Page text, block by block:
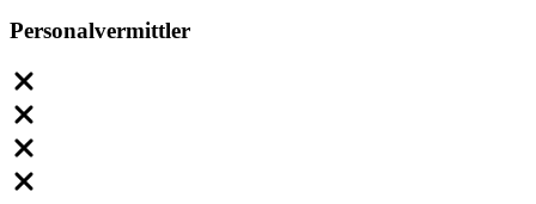
Personalvermittler